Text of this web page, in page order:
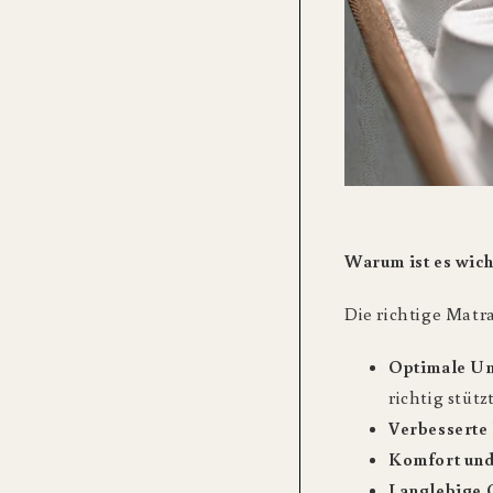
Warum ist es
Die richtige
Optimale
richtig
Komfort